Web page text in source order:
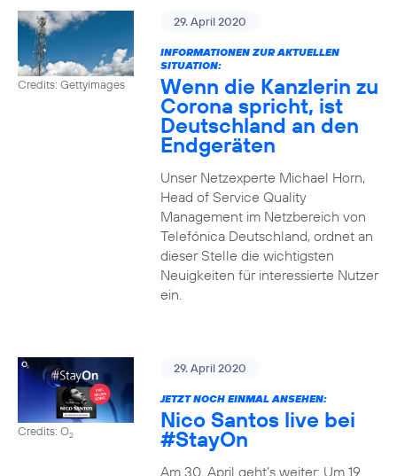
Credits: Gettyimages
29. April 2020
INFORMATIONEN ZUR AKTUELLEN
SITUATION:
Wenn die Kanzlerin zu
Corona spricht, ist
Deutschland an den
Endgeräten
Unser Netzexperte Michael Horn,
Head of Service Quality
Management im Netzbereich von
Telefónica Deutschland, ordnet an
dieser Stelle die wichtigsten
Neuigkeiten für interessierte Nutzer
ein.
Credits: O2
29. April 2020
JETZT NOCH EINMAL ANSEHEN:
Nico Santos live bei
#StayOn
Am 30. April geht’s weiter: Um 19